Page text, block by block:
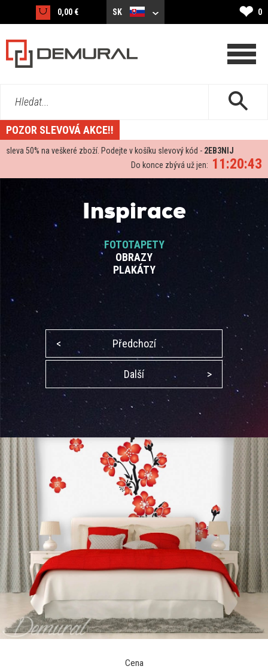
0,00 € SK ❤ 0
Hledat...
POZOR SLEVOVÁ AKCE!!
sleva 50% na veškeré zboží. Podejte v košíku slevový kód - 2EB3NIJ
11:20:43
Do konce zbývá už jen:
Inspirace
FOTOTAPETY
OBRAZY
PLAKÁTY
< Předchozí
Další >
Cena